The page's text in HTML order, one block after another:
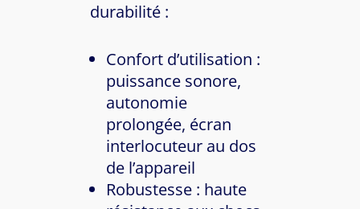
durabilité :
Confort d’utilisation :
puissance sonore,
autonomie
prolongée, écran
interlocuteur au dos
de l’appareil
Robustesse : haute